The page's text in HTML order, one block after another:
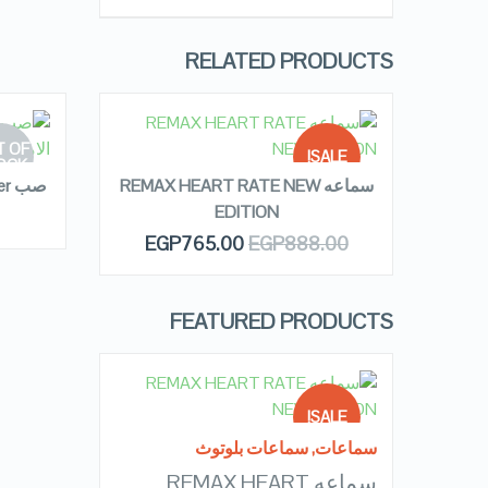
RELATED PRODUCTS
SALE!
STOCK
QUICK LOOK
سماعه REMAX HEART RATE NEW
EDITION
EGP888.00
EGP765.00
OF
صب oneder الاصلي كامل الامكانيات
FEATURED PRODUCTS
SALE!
سماعات,سماعات بلوتوث